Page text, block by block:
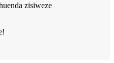
zisiweze